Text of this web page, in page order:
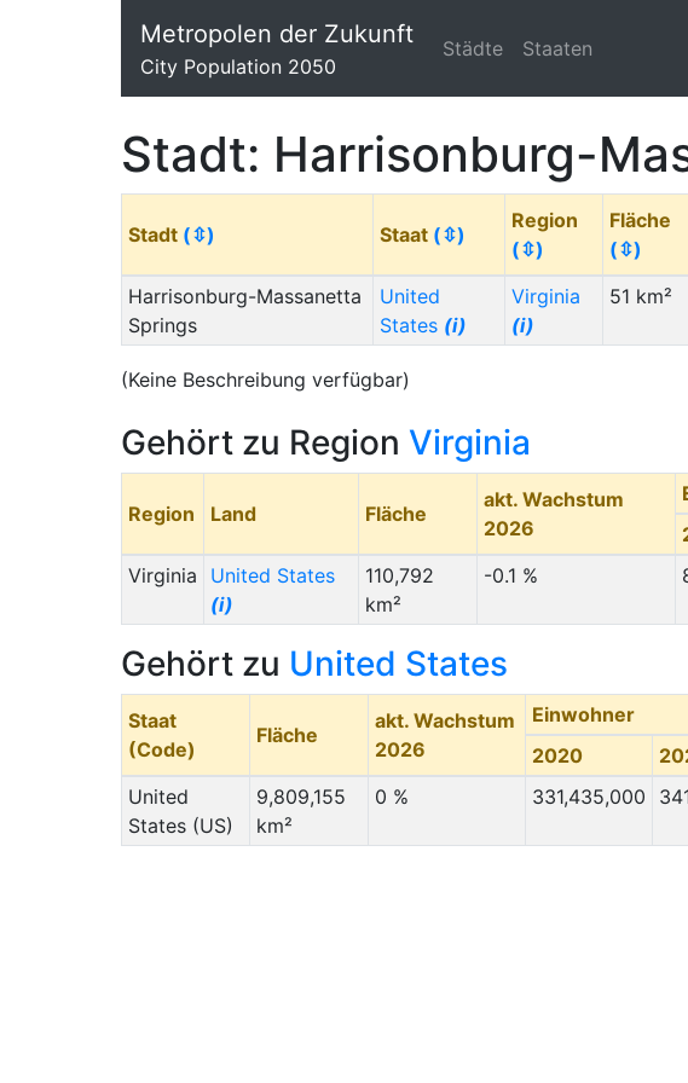
Metropolen der Zukunft
City Population 2050
Städte Staaten
Stadt: Harrisonburg-
Stadt (⇳) Staat (⇳)
Region
(⇳)
Fläche
(⇳)
Harrisonburg-Massanetta
Springs
United
States (i)
Virginia
(i)
51 km²
(Keine Beschreibung verfügbar)
Gehört zu Region Virginia
Region Land Fläche
akt. Wachstum
2026
Virginia
United States
(i)
110,792
km²
-0.1 %
Gehört zu United States
Staat
(Code)
Fläche
akt. Wachstum
2026
Einwohner
2020
United
States (US)
9,809,155
km²
0 % 331,435,000